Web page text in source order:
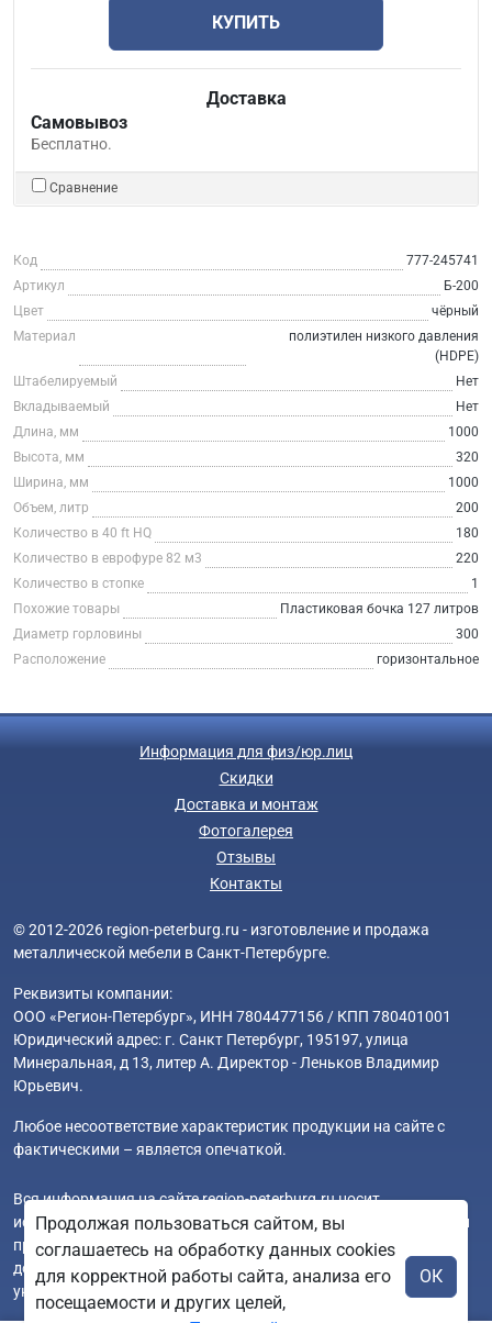
КУПИТЬ
Доставка
Самовывоз
Бесплатно.
Сравнение
Код
777-245741
Артикул
Б-200
Цвет
чёрный
Материал
полиэтилен низкого давления
(HDPE)
Штабелируемый
Нет
Вкладываемый
Нет
Длина, мм
1000
Высота, мм
320
Ширина, мм
1000
Объем, литр
200
Количество в 40 ft HQ
180
Количество в еврофуре 82 м3
220
Количество в стопке
1
Похожие товары
Пластиковая бочка 127 литров
Диаметр горловины
300
Расположение
горизонтальное
Информация для физ/юр.лиц
Скидки
Доставка и монтаж
Фотогалерея
Отзывы
Контакты
© 2012-2026 region-peterburg.ru - изготовление и продажа
металлической мебели в Санкт-Петербурге.
Реквизиты компании:
ООО «Регион-Петербург», ИНН 7804477156 / КПП 780401001
Юридический адрес: г. Санкт Петербург, 195197, улица
Минеральная, д 13, литер А. Директор - Леньков Владимир
Юрьевич.
Любое несоответствие характеристик продукции на сайте с
фактическими – является опечаткой.
Вся информация на сайте region-peterburg.ru носит
исключительно ознакомительный и справочный характер и ни
при каких условиях не является публичной офертой. Всю
дополнительную информацию можно узнать по телефонам
указанным на сайте.
Продолжая пользоваться сайтом, вы
соглашаетесь на обработку данных cookies
для корректной работы сайта, анализа его
посещаемости и других целей,
ОК